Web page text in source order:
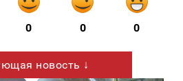
0 0 0
новость ↓